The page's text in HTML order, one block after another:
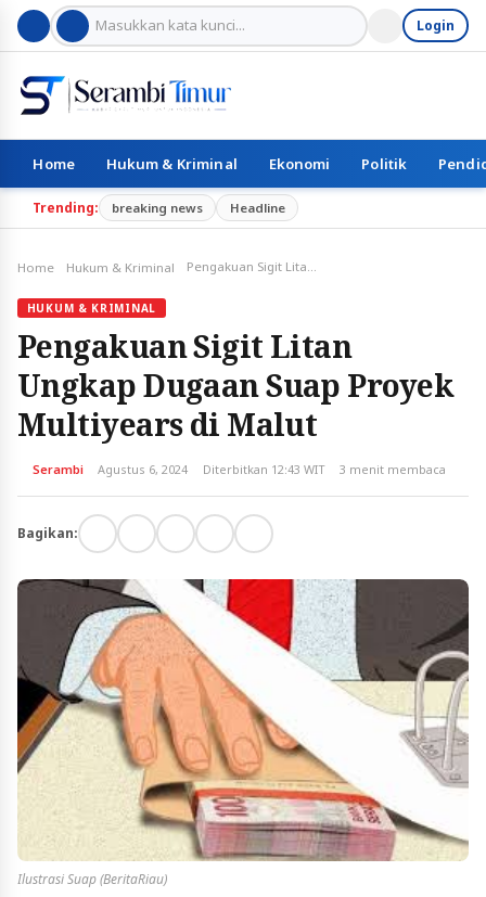
Login
Home Hukum & Kriminal Ekonomi Politik
Trending: breaking news Headline
Home Hukum & Kriminal Pengakuan Sigit Litan Ungkap Dugaan Suap Proyek Multiyears di Malut
HUKUM & KRIMINAL
Pengakuan Sigit Litan
Ungkap Dugaan Suap Proyek
Multiyears di Malut
Serambi Agustus 6, 2024 Diterbitkan 12:43 WIT 3 menit membaca
Bagikan:
Ilustrasi Suap (BeritaRiau)